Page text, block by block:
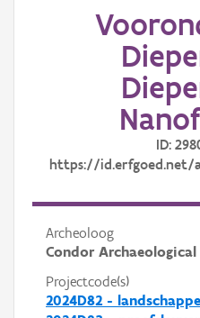
ID:
https://id.erfgoed.net/
Archeoloog
Condor Archaeological
Projectcode(s)
2024D82 -